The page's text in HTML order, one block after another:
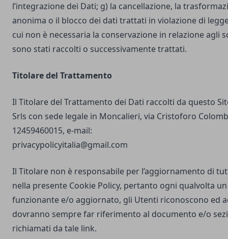
l’integrazione dei Dati; g) la cancellazione, la
anonima o il blocco dei dati trattati in violazione di
cui non è necessaria la conservazione in relazione agli
sono stati raccolti o successivamente trattati.
Titolare del Trattamento
Il Titolare del Trattamento dei Dati raccolti da questo
Srls con sede legale in Moncalieri, via Cristoforo
12459460015, e-mail:
privacypolicyitalia@gmail.com
Il Titolare non è responsabile per l’aggiornamento di
nella presente Cookie Policy, pertanto ogni qualvolta
funzionante e/o aggiornato, gli Utenti riconoscono ed
dovranno sempre far riferimento al documento e/o
richiamati da tale link.